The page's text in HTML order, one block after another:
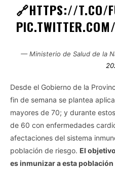
🔗HTTPS://T.CO/
— Ministerio de Salud de la
Desde el Gobierno de la
fin de semana se plantea
mayores de 70; y durante
de 60 con enfermedades
afectaciones del sistema
población de riesgo. El
es inmunizar a esta